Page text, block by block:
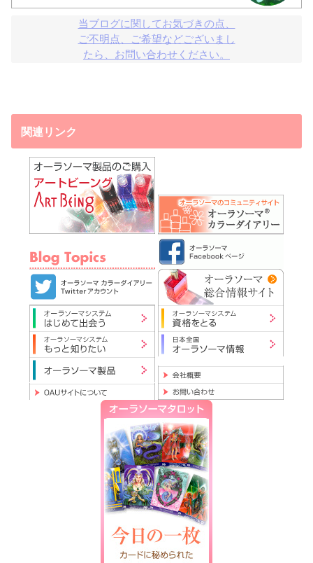
当ブログに関してお気づきの点、
ご不明点、ご希望などございまし
たら、お問い合わせください。
関連リンク